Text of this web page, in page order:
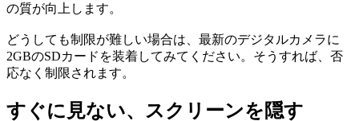
の質が向上します。
どうしても制限が難しい場合は、最新のデジタルカメラに
2GBのSDカードを装着してみてください。そうすれば、否
応なく制限されます。
すぐに見ない、スクリーンを隠す